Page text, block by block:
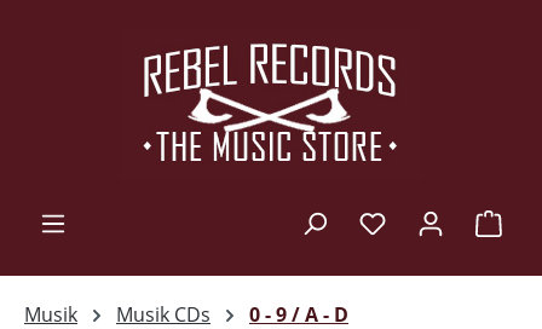
Musik Musik CDs 0 - 9 / A - D